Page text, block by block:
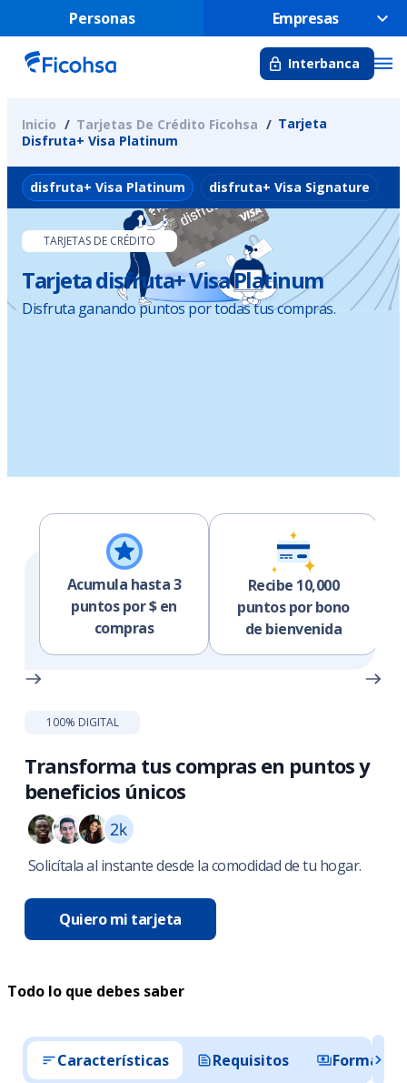
Personas Empresas
Interbanca
Inicio Tarjetas De Crédito Ficohsa
Tarjeta
Disfruta+ Visa Platinum
disfruta+ Visa Platinum disfruta+ Visa Signature
TARJETAS DE CRÉDITO
Tarjeta disfruta+ Visa Platinum
Disfruta ganando puntos por todas tus compras.
Acumula hasta 3
puntos por $ en
compras
Recibe 10,000
puntos por bono
de bienvenida
100% DIGITAL
Transforma tus compras en puntos y
beneficios únicos
Solicítala al instante desde la comodidad de tu hogar.
Quiero mi tarjeta
Todo lo que debes saber
Características Requisitos Formas